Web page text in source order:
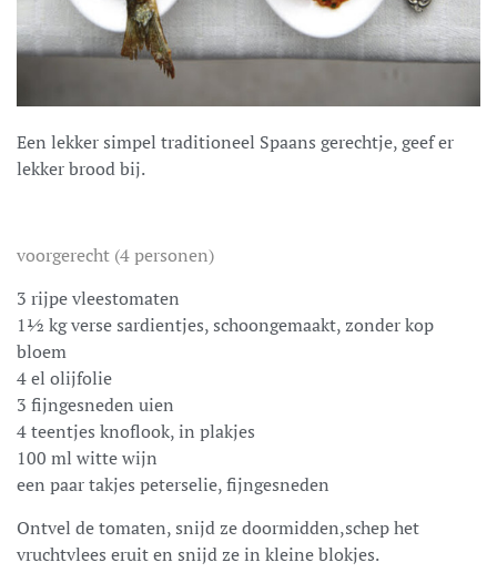
Een lekker simpel traditioneel Spaans gerechtje, geef er
lekker brood bij.
voorgerecht (4 personen)
3 rijpe vleestomaten
1½ kg verse sardientjes, schoongemaakt, zonder kop
bloem
4 el olijfolie
3 fijngesneden uien
4 teentjes knoflook, in plakjes
100 ml witte wijn
een paar takjes peterselie, fijngesneden
Ontvel de tomaten, snijd ze doormidden,schep het
vruchtvlees eruit en snijd ze in kleine blokjes.